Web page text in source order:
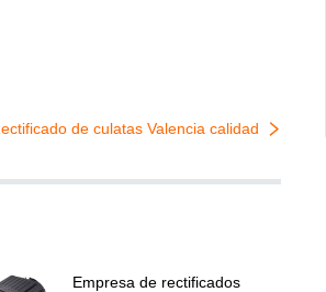
de culatas Valencia calidad
Empresa de rectificados